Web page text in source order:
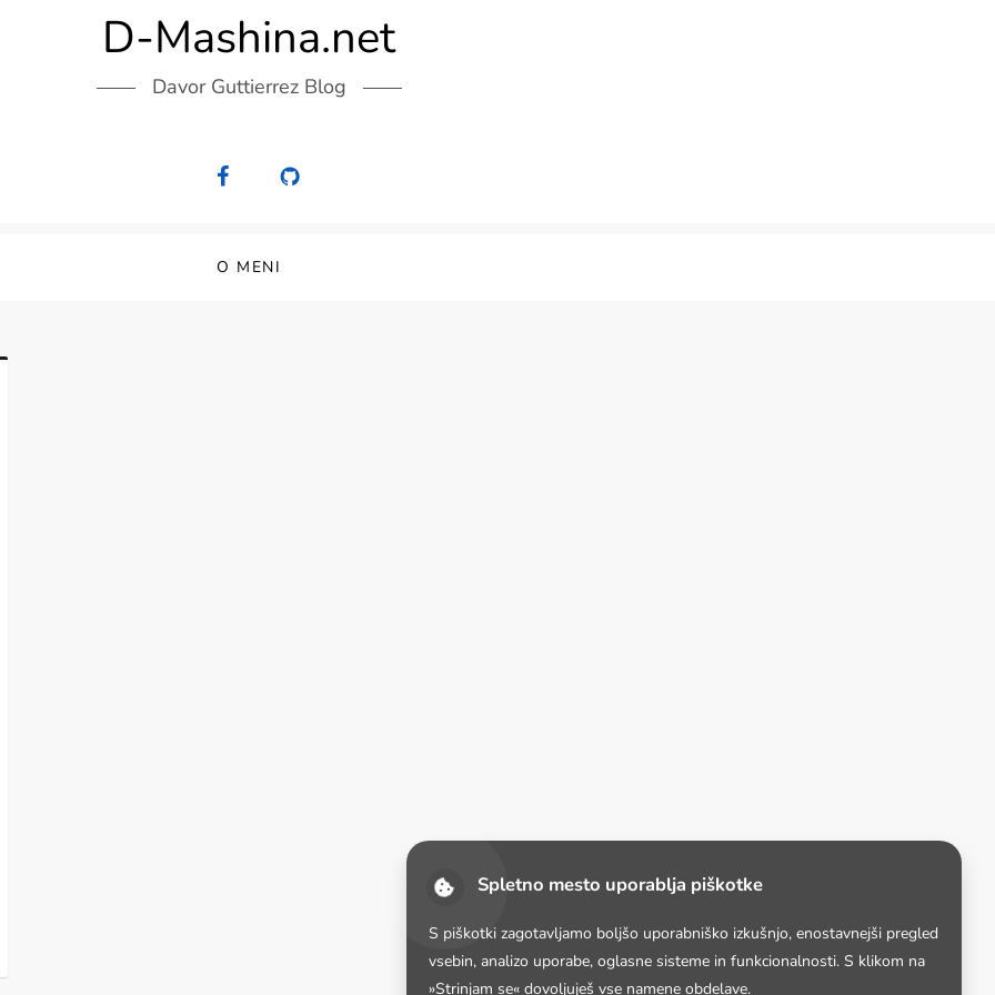
D-Mashina.net
Davor Guttierrez Blog
O MENI
Spletno mesto uporablja piškotke
S piškotki zagotavljamo boljšo uporabniško izkušnjo, enostavnejši pregled
vsebin, analizo uporabe, oglasne sisteme in funkcionalnosti. S klikom na
»Strinjam se« dovoljuješ vse namene obdelave.